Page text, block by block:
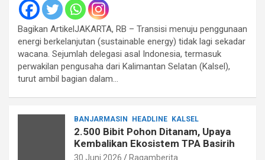
Bagikan ArtikelJAKARTA, RB – Transisi menuju penggunaan
energi berkelanjutan (sustainable energy) tidak lagi sekadar
wacana. Sejumlah delegasi asal Indonesia, termasuk
perwakilan pengusaha dari Kalimantan Selatan (Kalsel),
turut ambil bagian dalam…
BANJARMASIN HEADLINE KALSEL
2.500 Bibit Pohon Ditanam, Upaya
Kembalikan Ekosistem TPA Basirih
30 Juni 2026 Ragamberita